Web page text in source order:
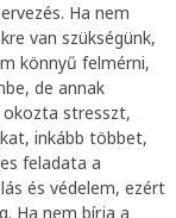
Ha nem
van szükségünk,
könnyű felmérni,
de annak
stresszt,
inkább többet,
feladata a
és védelem, ezért
Ha nem bírja a